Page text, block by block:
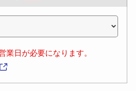
業日が必要になります。